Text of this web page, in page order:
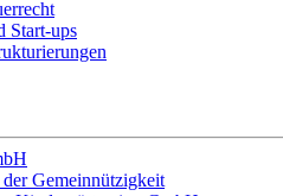
Start-ups
Gemeinnützigkeit